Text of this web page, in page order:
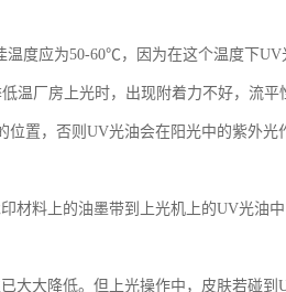
温度应为50-60℃，因为在这个温度下
温厂房上光时，出现附着力不好，流平
位置，否则UV光油会在阳光中的紫外
材料上的油墨带到上光机上的UV光油
大大降低。但上光操作中，皮肤若碰